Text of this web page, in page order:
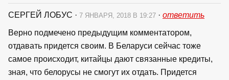
СЕРГЕЙ ЛОБУС · 7 ЯНВАРЯ, 2018 В 19:27 · ответить
Верно подмечено предыдущим комментатором,
отдавать придется своим. В Беларуси сейчас тоже
самое происходит, китайцы дают связанные кредиты,
зная, что белорусы не смогут их отдать. Придется